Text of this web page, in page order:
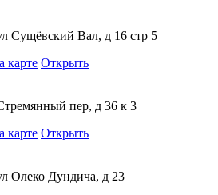
Сущёвский Вал, д 16 стр 5
карте Открыть
пер, д 36 к 3
карте Открыть
Олеко Дундича, д 23